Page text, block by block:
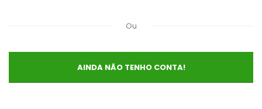
Ou
AINDA NÃO TENHO CONTA!